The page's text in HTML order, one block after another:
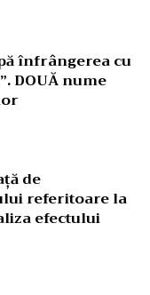
înfrângerea cu
DOUĂ nume
de
referitoare la
efectului